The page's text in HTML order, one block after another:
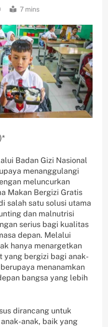
7 mins
Badan Gizi Nasional
menanggulangi
meluncurkan
Makan Bergizi Gratis
salah satu solusi utama
dan malnutrisi
serius bagi kualitas
depan. Melalui
hanya menargetkan
yang bergizi bagi anak-
menanamkan
bangsa yang lebih
dirancang untuk
anak, baik yang